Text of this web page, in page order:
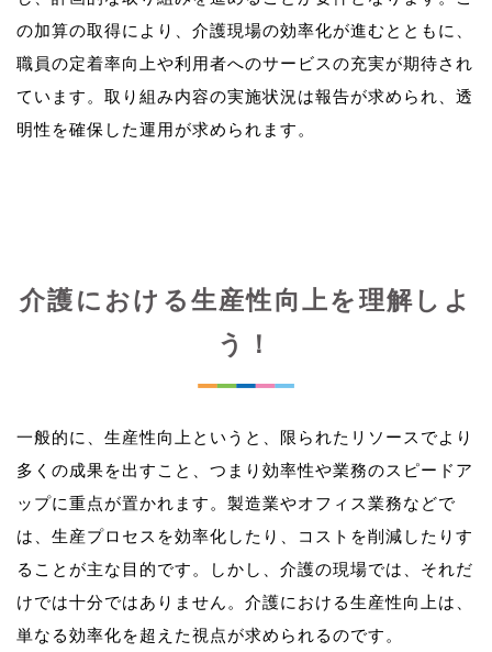
の加算の取得により、介護現場の効率化が進むとともに、
職員の定着率向上や利用者へのサービスの充実が期待され
ています。取り組み内容の実施状況は報告が求められ、透
介護における生産性向上を理解しよ
う！
一般的に、生産性向上というと、限られたリソースでより
多くの成果を出すこと、つまり効率性や業務のスピードア
ップに重点が置かれます。製造業やオフィス業務などで
は、生産プロセスを効率化したり、コストを削減したりす
ることが主な目的です。しかし、介護の現場では、それだ
けでは十分ではありません。介護における生産性向上は、
単なる効率化を超えた視点が求められるのです。